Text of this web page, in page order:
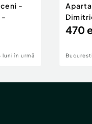
-
-
luni în urmă
470
Bucuresti